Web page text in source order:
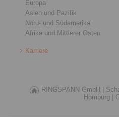
Europa
Asien und Pazifik
Nord- und Südamerika
Afrika und Mittlerer Osten
Karriere
RINGSPANN GmbH |
Homburg |